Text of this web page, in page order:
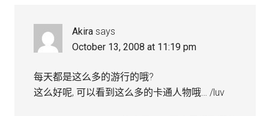
Akira says
October 13, 2008 at 11:19 pm
每天都是这么多的游行的哦?
这么好呢, 可以看到这么多的卡通人物哦… /luv